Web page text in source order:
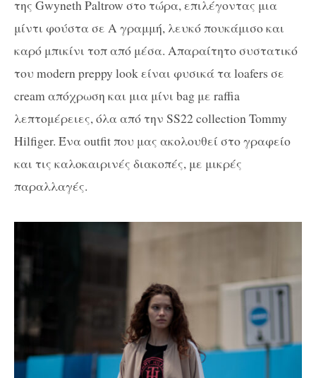
της Gwyneth Paltrow στο τώρα, επιλέγοντας μια
μίντι φούστα σε Α γραμμή, λευκό πουκάμισο και
καρό μπικίνι τοπ από μέσα. Απαραίτητο συστατικό
του modern preppy look είναι φυσικά τα loafers σε
cream απόχρωση και μια μίνι bag με raffia
λεπτομέρειες, όλα από την SS22 collection Tommy
Hilfiger. Ένα outfit που μας ακολουθεί στο γραφείο
και τις καλοκαιρινές διακοπές, με μικρές
παραλλαγές.